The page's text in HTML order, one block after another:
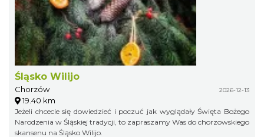
Śląsko Wilijo
Chorzów 2026-12-13
19.40 km
Jeżeli chcecie się dowiedzieć i poczuć jak wyglądały Święta Bożego
Narodzenia w Śląskiej tradycji, to zapraszamy Was do chorzowskiego
skansenu na Śląsko Wilijo.